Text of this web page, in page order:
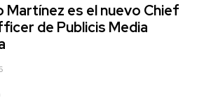
Martínez es el nuevo Chief
de Publicis Media